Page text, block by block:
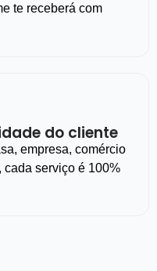
te receberá com
do cliente
empresa, comércio
cada serviço é 100%